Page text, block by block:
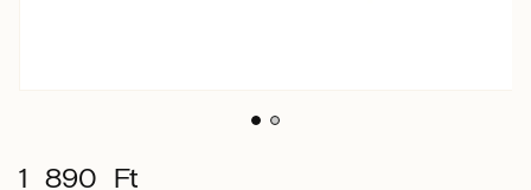
1 890 Ft